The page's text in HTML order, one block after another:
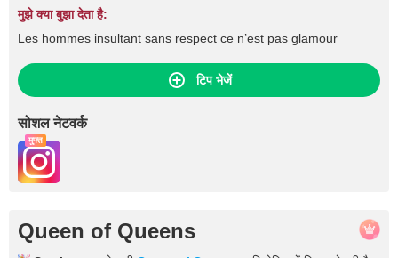
मुझे क्या बुझा देता है:
Les hommes insultant sans respect ce n’est pas glamour
टिप भेजें
सोशल नेटवर्क
मुफ्त
Queen of Queens